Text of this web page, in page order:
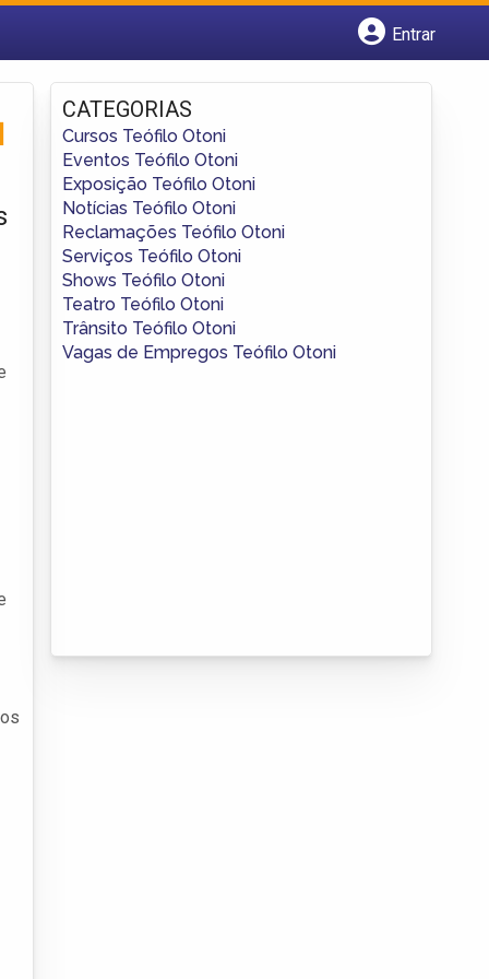
Entrar
Fazer login
Criar conta
CATEGORIAS
Cursos Teófilo Otoni
Eventos Teófilo Otoni
Exposição Teófilo Otoni
Notícias Teófilo Otoni
Reclamações Teófilo Otoni
Serviços Teófilo Otoni
Shows Teófilo Otoni
Teatro Teófilo Otoni
Trânsito Teófilo Otoni
Vagas de Empregos Teófilo Otoni